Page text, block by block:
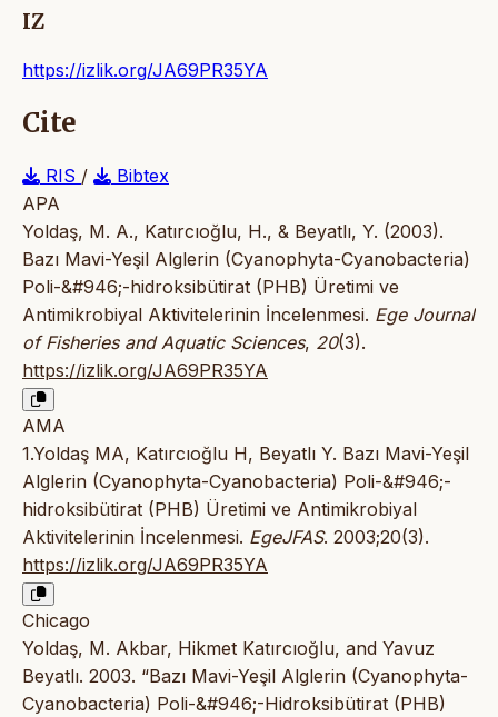
IZ
https://izlik.org/JA69PR35YA
Cite
RIS /
Bibtex
APA
Yoldaş, M. A., Katırcıoğlu, H., & Beyatlı, Y. (2003).
Bazı Mavi-Yeşil Alglerin (Cyanophyta-Cyanobacteria)
Poli-&#946;-hidroksibütirat (PHB) Üretimi ve
Antimikrobiyal Aktivitelerinin İncelenmesi. Ege Journal
of Fisheries and Aquatic Sciences, 20(3).
https://izlik.org/JA69PR35YA
AMA
1.Yoldaş MA, Katırcıoğlu H, Beyatlı Y. Bazı Mavi-Yeşil
Alglerin (Cyanophyta-Cyanobacteria) Poli-&#946;-
hidroksibütirat (PHB) Üretimi ve Antimikrobiyal
Aktivitelerinin İncelenmesi. EgeJFAS. 2003;20(3).
https://izlik.org/JA69PR35YA
Chicago
Yoldaş, M. Akbar, Hikmet Katırcıoğlu, and Yavuz
Beyatlı. 2003. “Bazı Mavi-Yeşil Alglerin (Cyanophyta-
Cyanobacteria) Poli-&#946;-Hidroksibütirat (PHB)